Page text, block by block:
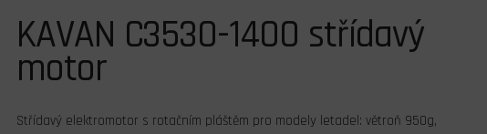
KAVAN C3530-1400 střídavý
motor
Střídavý elektromotor s rotačním pláštěm pro modely letadel: větroň 950g,